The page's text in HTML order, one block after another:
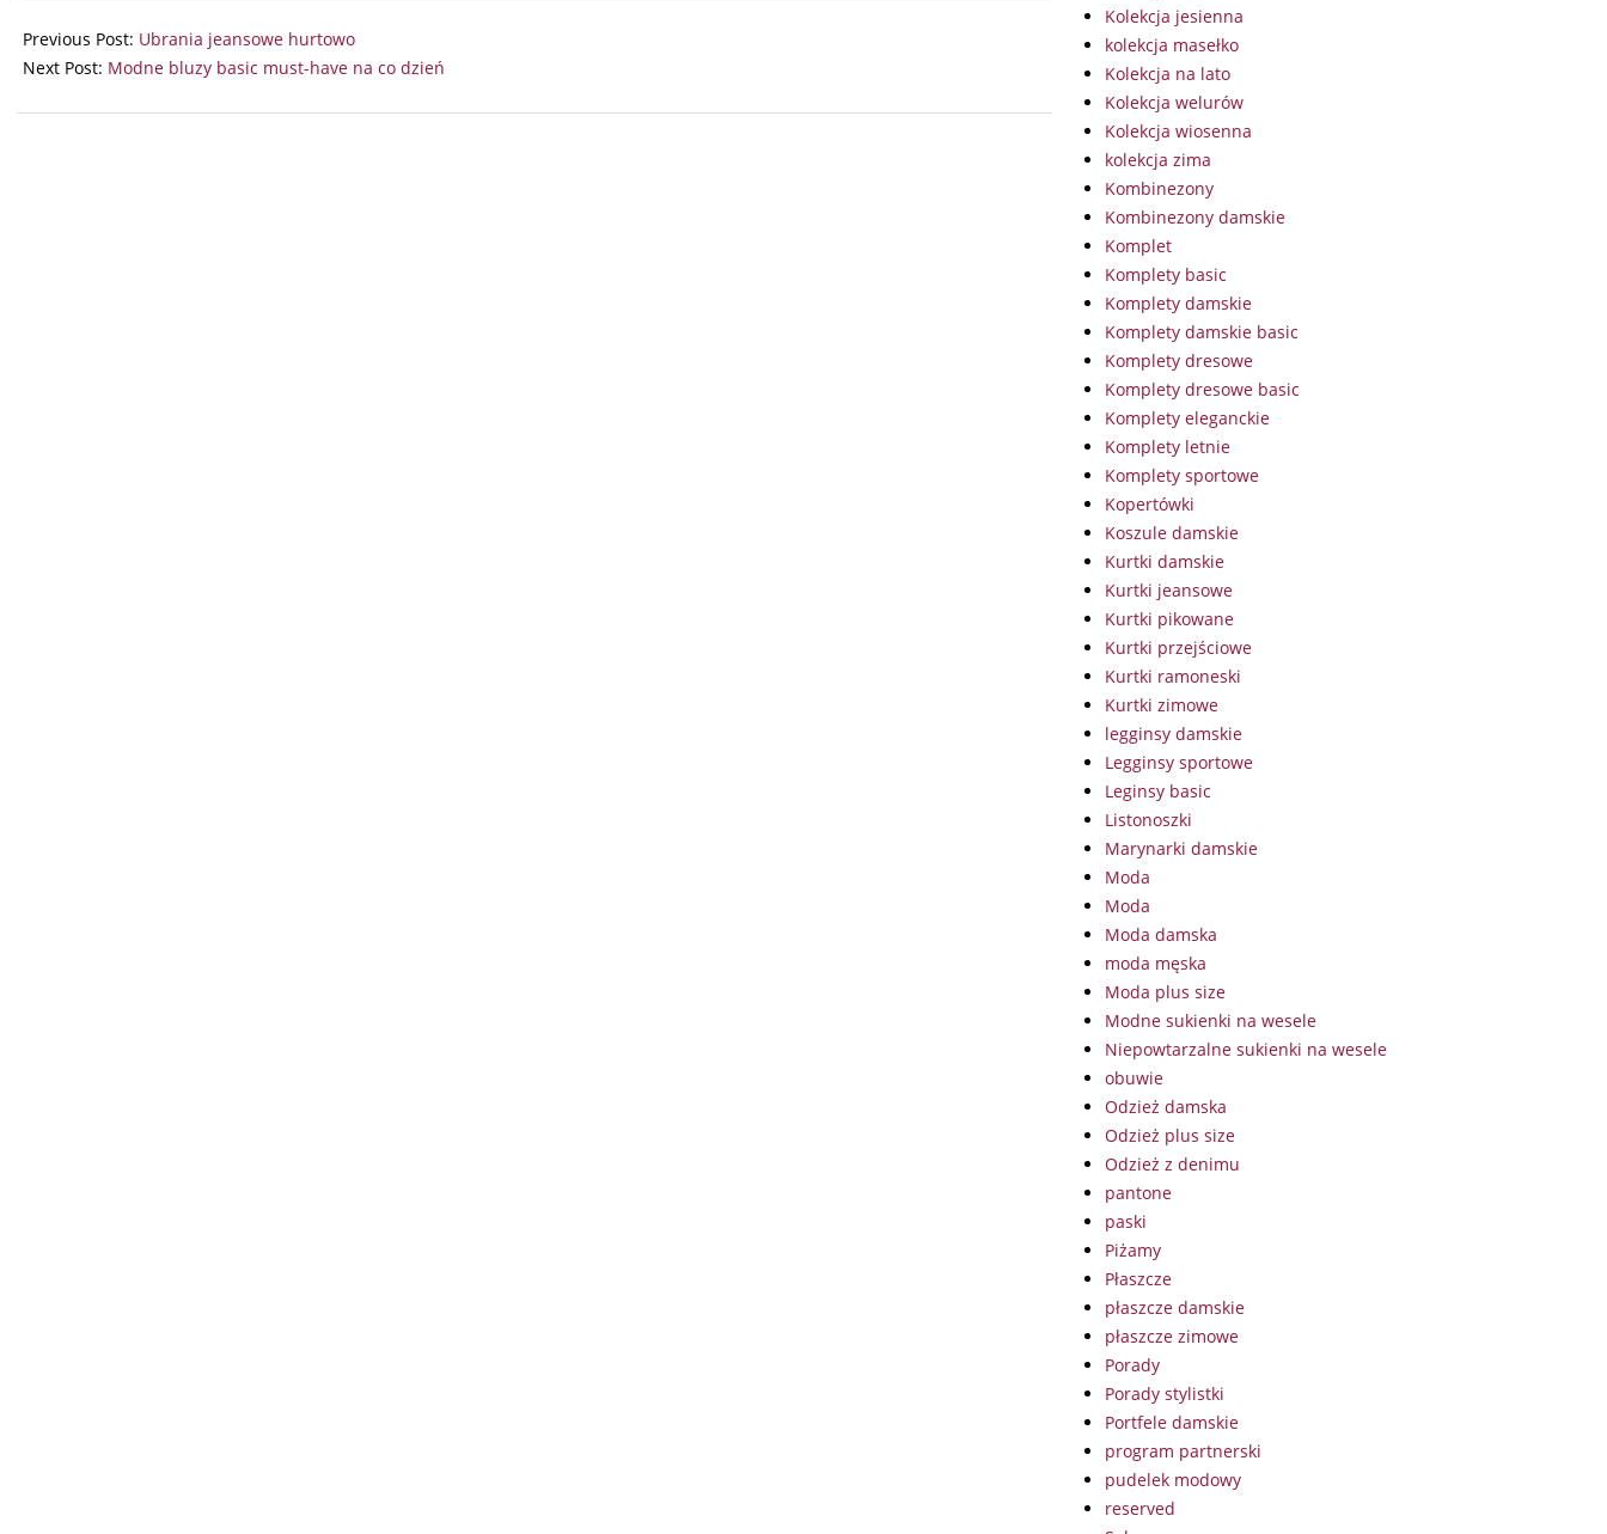
10-
21
Previous Post: Ubrania jeansowe hurtowo
Next Post: Modne bluzy basic must-have na co dzień
Kolekcja jesienna
kolekcja masełko
Kolekcja na lato
Kolekcja welurów
Kolekcja wiosenna
kolekcja zima
Kombinezony
Kombinezony damskie
Komplet
Komplety basic
Komplety damskie
Komplety damskie basic
Komplety dresowe
Komplety dresowe basic
Komplety eleganckie
Komplety letnie
Komplety sportowe
Kopertówki
Koszule damskie
Kurtki damskie
Kurtki jeansowe
Kurtki pikowane
Kurtki przejściowe
Kurtki ramoneski
Kurtki zimowe
legginsy damskie
Legginsy sportowe
Leginsy basic
Listonoszki
Marynarki damskie
Moda
Moda
Moda damska
moda męska
Moda plus size
Modne sukienki na wesele
Niepowtarzalne sukienki na wesele
obuwie
Odzież damska
Odzież plus size
Odzież z denimu
pantone
paski
Piżamy
Płaszcze
płaszcze damskie
płaszcze zimowe
Porady
Porady stylistki
Portfele damskie
program partnerski
pudelek modowy
reserved